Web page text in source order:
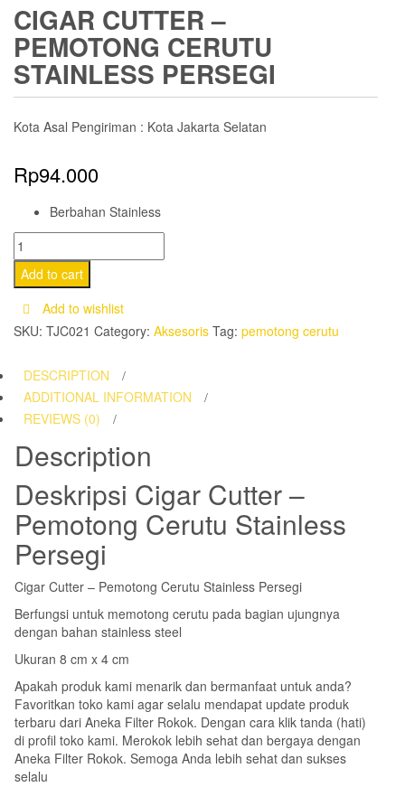
CIGAR CUTTER –
PEMOTONG CERUTU
STAINLESS PERSEGI
Kota Asal Pengiriman : Kota Jakarta Selatan
Rp94.000
Berbahan Stainless
Cigar
Cutter
-
Pemotong
Cerutu
Persegi
quantity
Add to cart
Add to wishlist
SKU: TJC021 Category: Aksesoris Tag: pemotong cerutu
DESCRIPTION
ADDITIONAL INFORMATION
REVIEWS (0)
Description
Deskripsi Cigar Cutter –
Pemotong Cerutu Stainless
Persegi
Cigar Cutter – Pemotong Cerutu Stainless Persegi
Berfungsi untuk memotong cerutu pada bagian ujungnya
dengan bahan stainless steel
Ukuran 8 cm x 4 cm
Apakah produk kami menarik dan bermanfaat untuk anda?
Favoritkan toko kami agar selalu mendapat update produk
terbaru dari Aneka Filter Rokok. Dengan cara klik tanda (hati)
di profil toko kami. Merokok lebih sehat dan bergaya dengan
Aneka Filter Rokok. Semoga Anda lebih sehat dan sukses
selalu